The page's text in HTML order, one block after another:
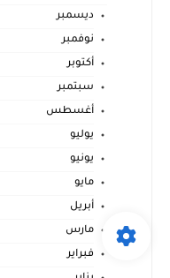
ديسمبر
نوفمبر
أكتوبر
سبتمبر
أغسطس
يوليو
يونيو
مايو
أبريل
مارس
فبراير